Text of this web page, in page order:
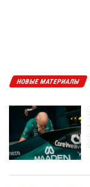
НОВЫЕ МАТЕРИАЛЫ